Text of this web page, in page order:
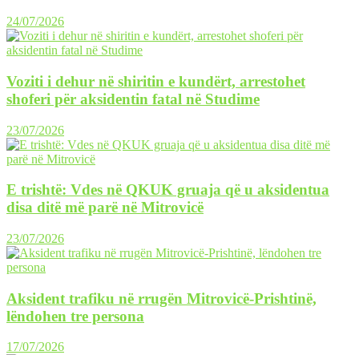
24/07/2026
Voziti i dehur në shiritin e kundërt, arrestohet
shoferi për aksidentin fatal në Studime
23/07/2026
E trishtë: Vdes në QKUK gruaja që u aksidentua
disa ditë më parë në Mitrovicë
23/07/2026
Aksident trafiku në rrugën Mitrovicë-Prishtinë,
lëndohen tre persona
17/07/2026